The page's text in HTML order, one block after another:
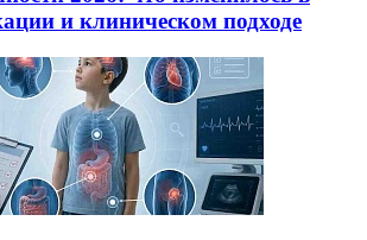
и клиническом подходе